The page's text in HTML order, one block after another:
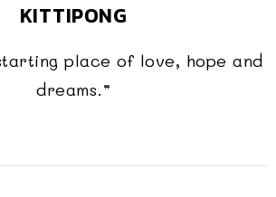
KITTIPONG
place of love, hope and
dreams.”